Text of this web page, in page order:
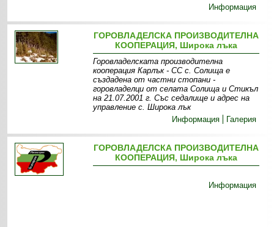
Информация
ГОРОВЛАДЕЛСКА ПРОИЗВОДИТЕЛНА
КООПЕРАЦИЯ, Широка лъка
Горовладелската производителна
кооперация Карлък - СС с. Солища е
създадена от частни стопани -
горовладелци от селата Солища и Стикъл
на 21.07.2001 г. Със седалище и адрес на
управление с. Широка лък
Информация
Галерия
ГОРОВЛАДЕЛСКА ПРОИЗВОДИТЕЛНА
КООПЕРАЦИЯ, Широка лъка
Информация